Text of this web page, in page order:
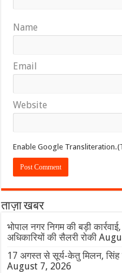
Name
Email
Website
Enable Google
ताज़ा खबर
भोपाल नगर निगम की बड़ी
अधिकारियों की सैलरी रोकी
17 अगस्त से सूर्य-केतु मिलन, सिंह
August 7, 2026